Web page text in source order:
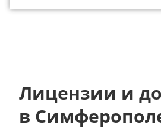
Лицензии и
в